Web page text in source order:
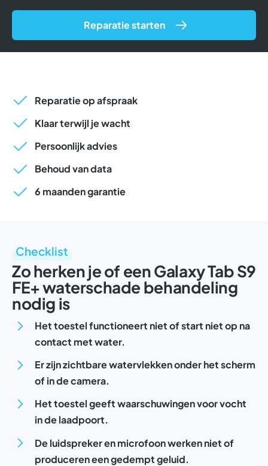
Reparatie starten
Reparatie op afspraak
Klaar terwijl je wacht
Persoonlijk advies
Behoud van data
6 maanden garantie
Checklist
Zo herken je of een Galaxy Tab S9
FE+ waterschade behandeling
nodig is
Het toestel functioneert niet of start niet op na
contact met water.
Er zijn zichtbare watervlekken onder het scherm
of in de camera.
Het toestel geeft waarschuwingen voor vocht
in de laadpoort.
De luidspreker en microfoon werken niet of
produceren een gedempt geluid.